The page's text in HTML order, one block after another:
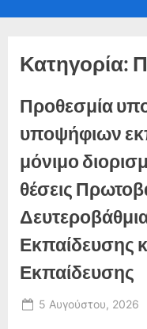
Κατηγορία:
Προθεσμία
υποψήφιων
μόνιμο
θέσεις
Εκπαίδευσης
Εκπαίδευσης
Posted
5 Αυγούστου, 2026